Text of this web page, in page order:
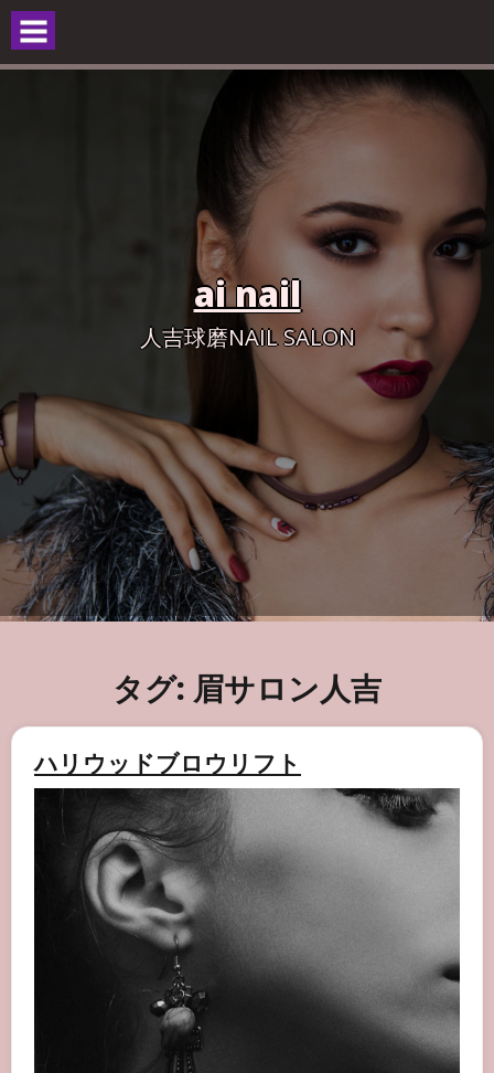
Skip
content
ai nail
人吉球磨NAIL SALON
タグ: 眉サロン人吉
ハリウッドブロウリフト